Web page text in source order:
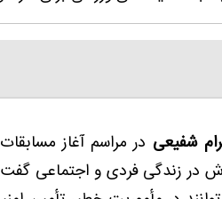
شفیعی در مراسم آغاز
در زندگی فردی و اجتماعی